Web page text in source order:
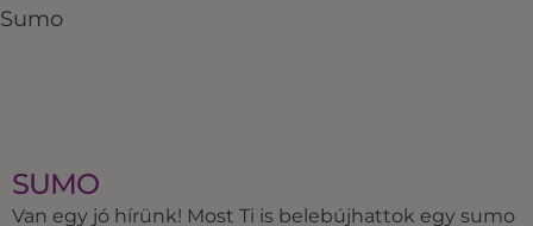
Sumo
SUMO
Van egy jó hírünk! Most Ti is belebújhattok egy sumo